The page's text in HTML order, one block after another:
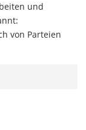
und
von Parteien